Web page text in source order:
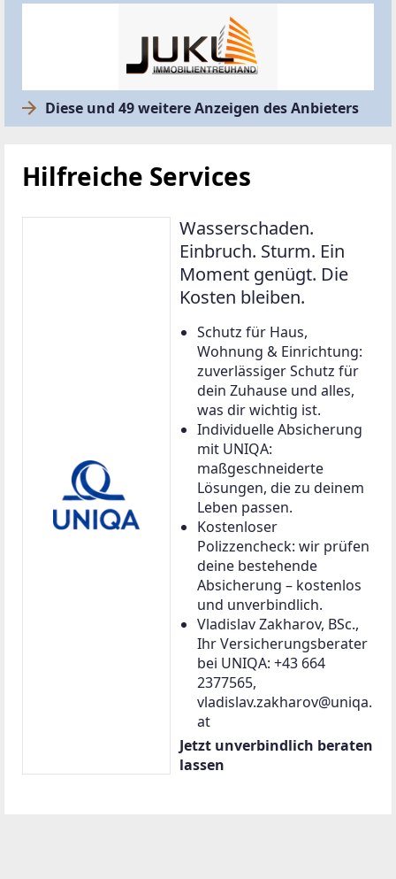
Diese und 49 weitere Anzeigen des Anbieters
Hilfreiche Services
Wasserschaden.
Einbruch. Sturm. Ein
Moment genügt. Die
Kosten bleiben.
Schutz für Haus,
Wohnung & Einrichtung:
zuverlässiger Schutz für
dein Zuhause und alles,
was dir wichtig ist.
Individuelle Absicherung
mit UNIQA:
maßgeschneiderte
Lösungen, die zu deinem
Leben passen.
Kostenloser
Polizzencheck: wir prüfen
deine bestehende
Absicherung – kostenlos
und unverbindlich.
Vladislav Zakharov, BSc.,
Ihr Versicherungsberater
bei UNIQA: +43 664
2377565,
vladislav.zakharov@uniqa.
at
Jetzt unverbindlich beraten
lassen